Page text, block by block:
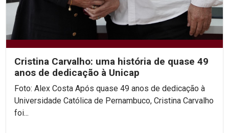
Cristina Carvalho: uma história de quase 49
anos de dedicação à Unicap
Foto: Alex Costa Após quase 49 anos de dedicação à
Universidade Católica de Pernambuco, Cristina Carvalho
foi...